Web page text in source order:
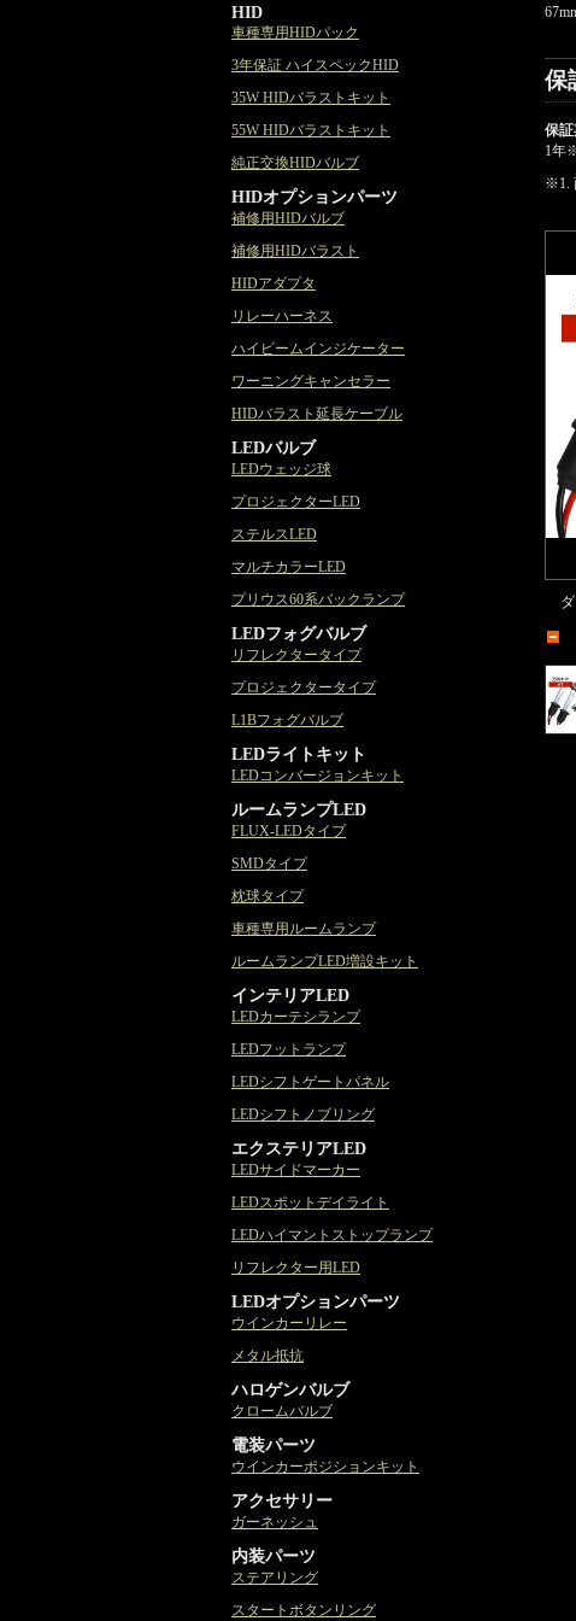
保
保証
1年
※1.
HID
車種専用HIDパック
3年保証 ハイスペックHID
35W HIDバラストキット
55W HIDバラストキット
純正交換HIDバルブ
HIDオプションパーツ
補修用HIDバルブ
補修用HIDバラスト
HIDアダプタ
リレーハーネス
ハイビームインジケーター
ワーニングキャンセラー
HIDバラスト延長ケーブル
LEDバルブ
LEDウェッジ球
プロジェクターLED
ステルスLED
マルチカラーLED
プリウス60系バックランプ
LEDフォグバルブ
リフレクタータイプ
プロジェクタータイプ
L1Bフォグバルブ
LEDライトキット
LEDコンバージョンキット
ルームランプLED
FLUX-LEDタイプ
SMDタイプ
枕球タイプ
車種専用ルームランプ
ルームランプLED増設キット
インテリアLED
LEDカーテシランプ
LEDフットランプ
LEDシフトゲートパネル
LEDシフトノブリング
エクステリアLED
LEDサイドマーカー
LEDスポットデイライト
LEDハイマントストップランプ
リフレクター用LED
LEDオプションパーツ
ウインカーリレー
メタル抵抗
ハロゲンバルブ
クロームバルブ
電装パーツ
ウインカーポジションキット
アクセサリー
ガーネッシュ
内装パーツ
ステアリング
スタートボタンリング